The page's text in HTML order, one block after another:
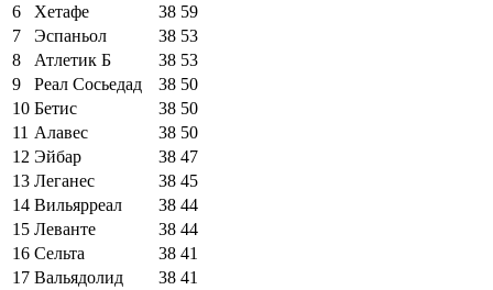
6
Хетафе 38 59
7
Эспаньол 38 53
8
Атлетик Б 38 53
9
Реал Сосьедад 38 50
10 Бетис 38 50
11 Алавес 38 50
12 Эйбар 38 47
13 Леганес 38 45
14 Вильярреал 38 44
15 Леванте 38 44
16 Сельта 38 41
17 Вальядолид 38 41